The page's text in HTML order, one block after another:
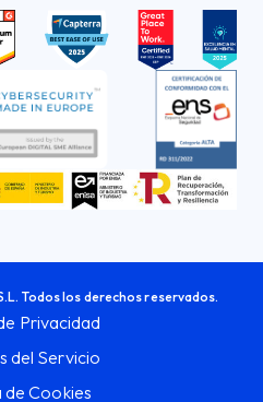
Todos los derechos reservados.
Privacidad
del Servicio
de Cookies